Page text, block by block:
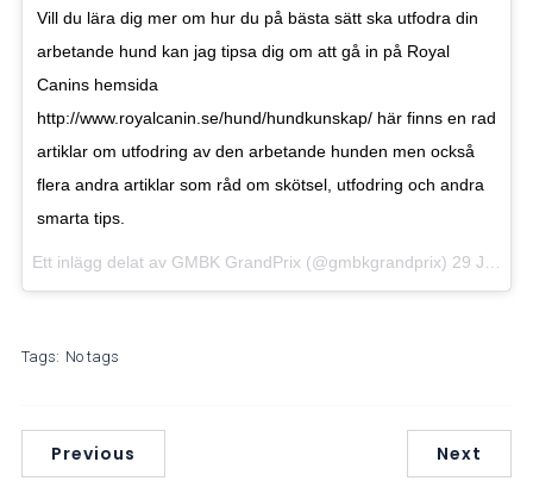
Vill du lära dig mer om hur du på bästa sätt ska utfodra din
arbetande hund kan jag tipsa dig om att gå in på Royal
Canins hemsida
http://www.royalcanin.se/hund/hundkunskap/ här finns en rad
artiklar om utfodring av den arbetande hunden men också
flera andra artiklar som råd om skötsel, utfodring och andra
smarta tips.
Ett inlägg delat av GMBK GrandPrix (@gmbkgrandprix) 29 Jul
Tags: No tags
Previous Next